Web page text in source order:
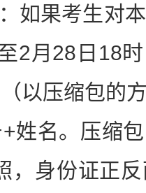
果考生对本
2月28日18
以压缩包的
姓名。压缩
，身份证正